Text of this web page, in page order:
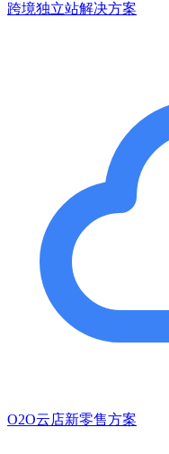
跨境独立站解决方案
O2O云店新零售方案